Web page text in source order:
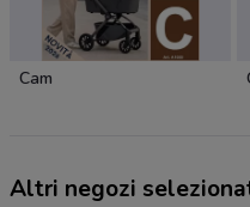
Cam
Altri negozi